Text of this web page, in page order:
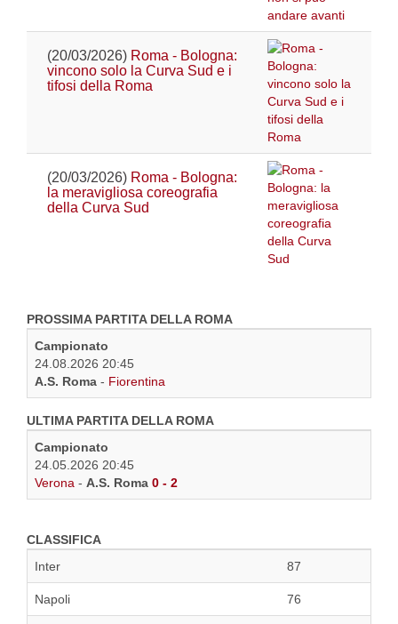
(20/03/2026) Roma - Bologna:
vincono solo la Curva Sud e i
tifosi della Roma
(20/03/2026) Roma - Bologna:
la meravigliosa coreografia
della Curva Sud
PROSSIMA PARTITA DELLA ROMA
Campionato
24.08.2026 20:45
A.S. Roma - Fiorentina
ULTIMA PARTITA DELLA ROMA
Campionato
24.05.2026 20:45
Verona - A.S. Roma 0 - 2
CLASSIFICA
Inter
87
Napoli 76